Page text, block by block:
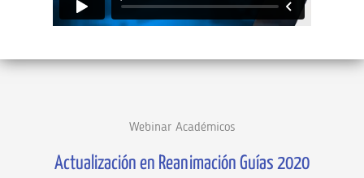
Webinar Académicos
Actualización en Reanimación Guías 2020